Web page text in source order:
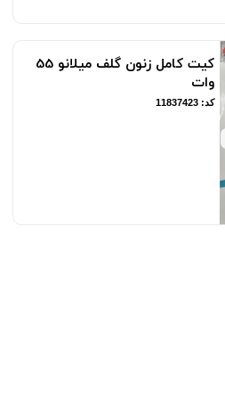
کیت کامل زنون گلف میلانو 55
وات
کد: 11837423